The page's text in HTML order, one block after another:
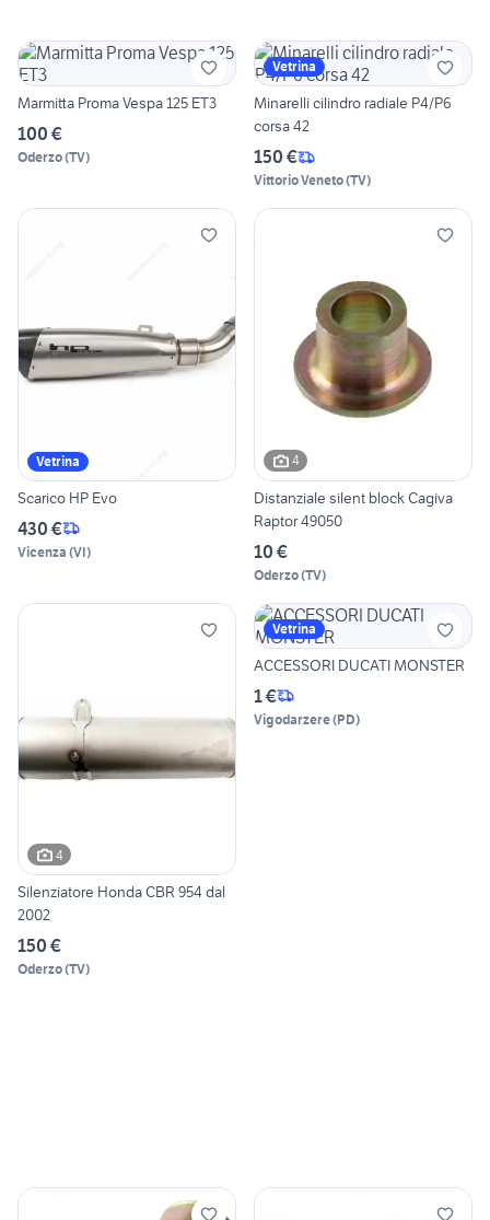
Marmitta Proma Vespa 125 ET3
100 €
Oderzo(TV)
Vetrina
Minarelli cilindro radiale P4/P6
corsa 42
150 €
Vittorio Veneto(TV)
Vetrina
Scarico HP Evo
430 €
Vicenza (VI)
4
Distanziale silent block Cagiva
Raptor 49050
10 €
Oderzo(TV)
4
Silenziatore Honda CBR 954 dal
2002
150 €
Oderzo(TV)
Vetrina
ACCESSORI DUCATI MONSTER
1 €
Vigodarzere(PD)